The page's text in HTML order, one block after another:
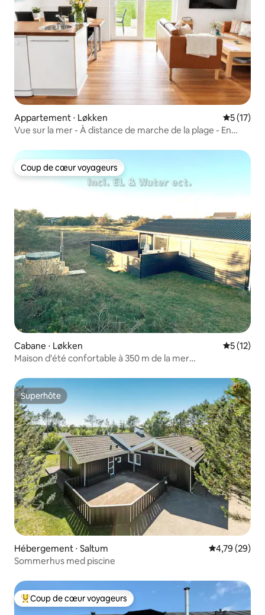
Appartement ⋅ Løkken
5 (17)
Vue sur la mer - À distance de marche de la plage - En
Coup de cœur voyageurs
Coup de cœur voyageurs
Cabane ⋅ Løkken
5 (12)
Maison d'été confortable à 350 m de la mer
Superhôte
Superhôte
Hébergement ⋅ Saltum Évaluation
4,79 (29)
Sommerhus med piscine
Coups de cœur voyageurs les plus appréciés
Coup de cœur voyageurs